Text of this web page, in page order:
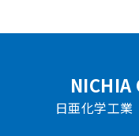
日亜化学工